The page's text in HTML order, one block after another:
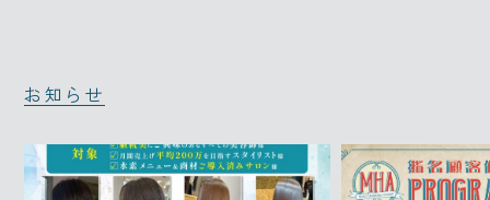
お知らせ